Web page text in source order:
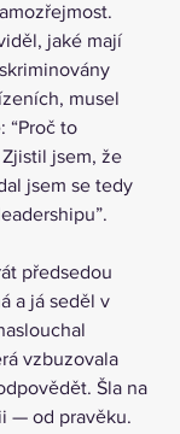
jaké mají
musel
“Proč to
jsem, že
jsem se tedy
předsedou
a já seděl v
vzbuzovala
Šla na
— od pravěku.